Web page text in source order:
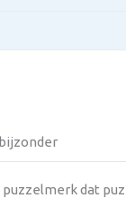
puzzelmerk dat